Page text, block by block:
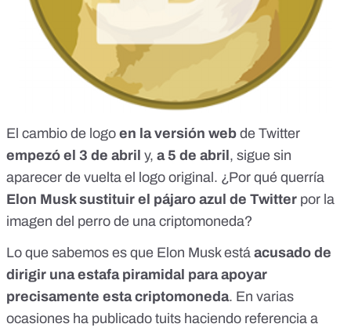
El cambio de logo en la versión web de Twitter
empezó el 3 de abril y, a 5 de abril , sigue sin
aparecer de vuelta el logo original. ¿Por qué querría
Elon Musk sustituir el pájaro azul de Twitter por la
imagen del perro de una criptomoneda?
Lo que sabemos es que Elon Musk está acusado de
dirigir una estafa piramidal para apoyar
precisamente esta criptomoneda. En varias
ocasiones ha publicado tuits haciendo referencia a